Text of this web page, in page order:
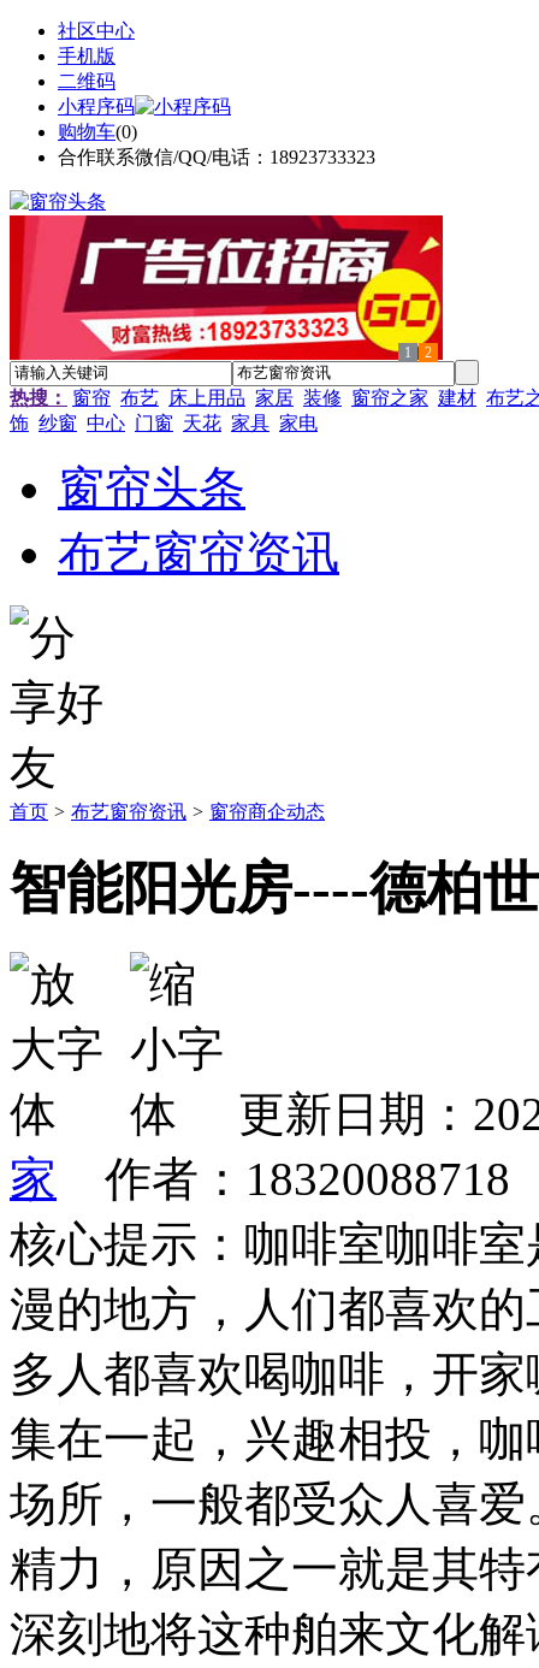
社区中心
手机版
二维码
小程序码
购物车(0)
合作联系微信/QQ/电话：18923733323
1 2
热搜： 窗帘 布艺 床上用品 家居 装修 窗帘之家 建材 布艺
饰 纱窗 中心 门窗 天花 家具 家电
窗帘头条
布艺窗帘资讯
首页 > 布艺窗帘资讯 > 窗帘商企动态
智能阳光房----德柏
更新日期：
家 作者：
核心提示：咖啡室咖啡
漫的地方，人们都喜欢
多人都喜欢喝咖啡，开
集在一起，兴趣相投，
场所，一般都受众人喜
精力，原因之一就是其
深刻地将这种舶来文化